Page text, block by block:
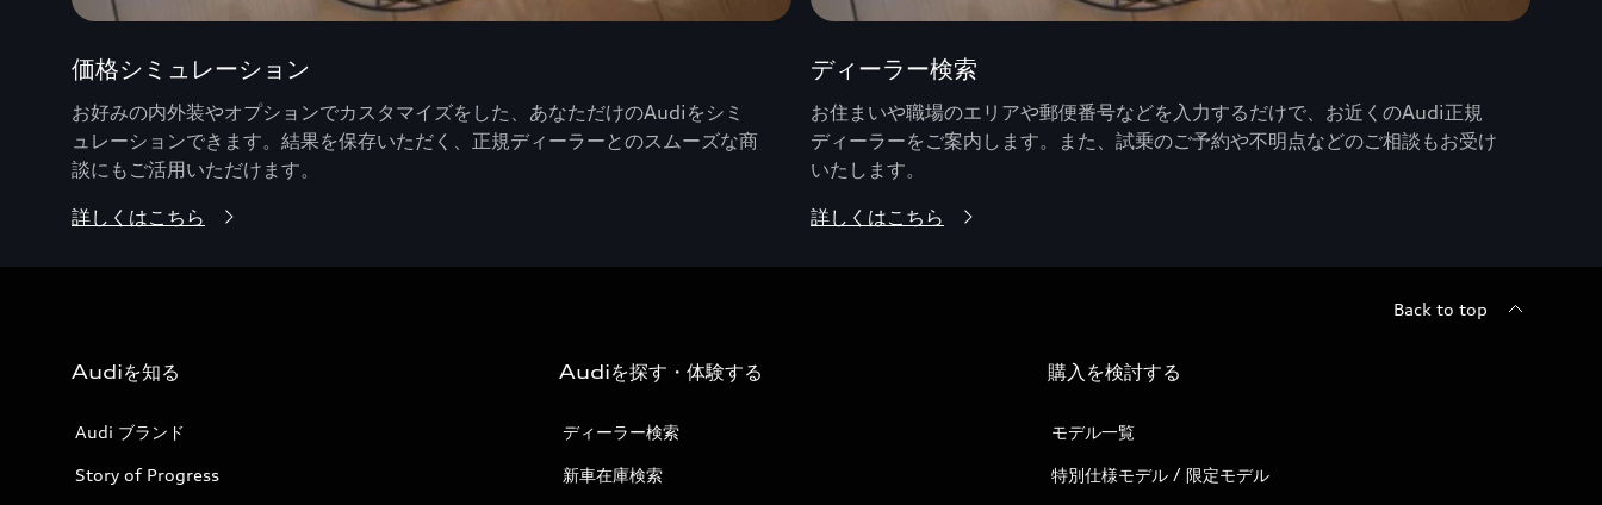
価格シミュレーション
お好みの内外装やオプションでカスタマイズをした、あなただけのAudiをシミ
ュレーションできます。結果を保存いただく、正規ディーラーとのスムーズな商
談にもご活用いただけます。
詳しくはこちら
ディーラー検索
お住まいや職場のエリアや郵便番号などを入力するだけで、お近くのAudi正規
ディーラーをご案内します。また、試乗のご予約や不明点などのご相談もお受け
いたします。
詳しくはこちら
Back to top
Audiを知る
Audi ブランド
Story of Progress
Audiを探す・体験する
ディーラー検索
新車在庫検索
購入を検討する
モデル一覧
特別仕様モデル / 限定モデル